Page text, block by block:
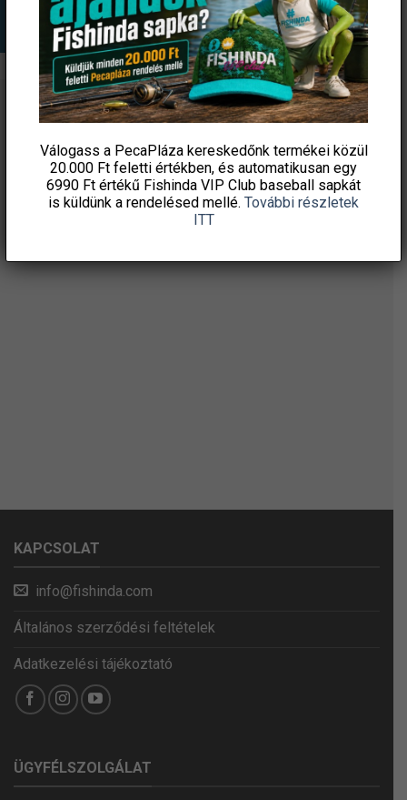
van.
A
változatok
a
termékoldalon
választhatók
ki
van.
A
változatok
a
termékoldalon
választhatók
ki
ÉRTESÜLJ ELSŐKÉNT! IRATKOZZ FEL A
HÍRLEVELÜNKRE!
KAPCSOLAT
info@fishinda.com
Általános szerződési feltételek
Adatkezelési tájékoztató
ÜGYFÉLSZOLGÁLAT
Válogass a PecaPláza kereskedőnk termékei közül
20.000 Ft feletti értékben, és automatikusan egy
6990 Ft értékű Fishinda VIP Club baseball sapkát
is küldünk a rendelésed mellé. További részletek
ITT